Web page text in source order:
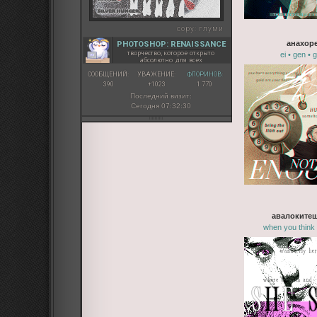
copy: глуми
PHOTOSHOP: RENAISSANCE
творчество, которое открыто
абсолютно для всех
СООБЩЕНИЙ:
390
УВАЖЕНИЕ:
+1023
ФЛОРИНОВ:
1 770
Последний визит:
Сегодня 07:32:30
ei • gen •
when you